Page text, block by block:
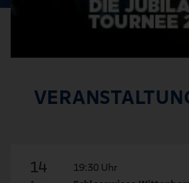
14
19:30 Uhr